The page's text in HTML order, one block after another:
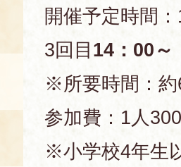
開催予定時間：
3回目 14：00～
※所要時間：約
参加費：1人
※小学校4年生